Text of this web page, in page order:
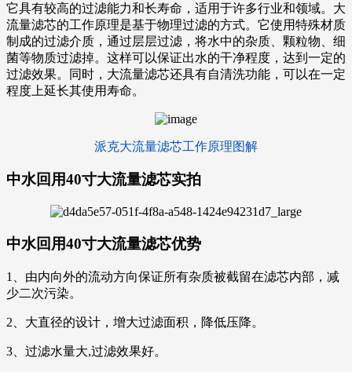
它具有较高的过滤能力和长寿命，适用于许多行业和领域。大
流量滤芯的工作原理是基于物理过滤的方式。它使用特殊材质
制成的过滤介质，通过层层过滤，将水中的杂质、颗粒物、细
菌等物质过滤掉。这样可以保证出水的干净程度，达到一定的
过滤效果。同时，大流量滤芯还具有自清洗功能，可以在一定
程度上延长其使用寿命。
派克大流量滤芯工作原理图解
中水回用40寸大流量滤芯实拍
中水回用40寸大流量滤芯优势
1、由内向外的流动方向保证所有杂质被截留在滤芯内部，减
少二次污染。
2、大直径的设计，增大过滤面积，降低压降。
3、过滤水量大,过滤效果好。